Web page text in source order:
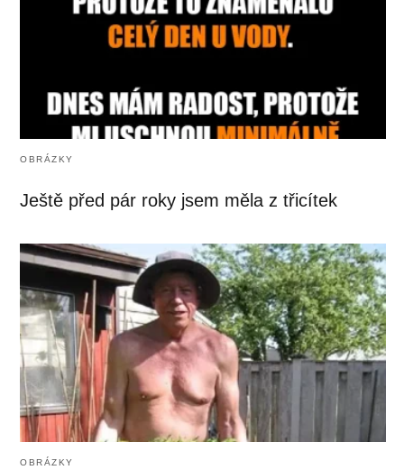
OBRÁZKY
Ještě před pár roky jsem měla z třicítek
OBRÁZKY